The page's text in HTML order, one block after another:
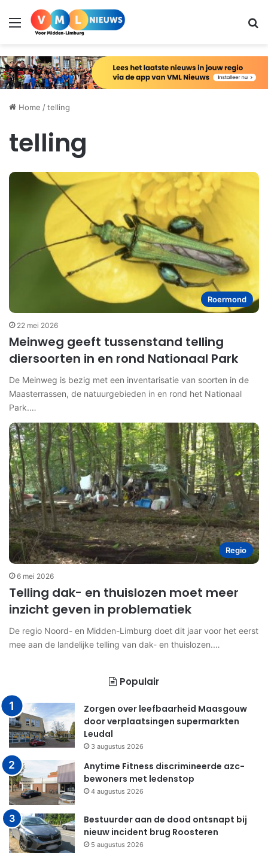
Menu
Home /telling
telling
Roermond
22 mei 2026
Meinweg geeft tussenstand telling
diersoorten in en rond Nationaal Park
De Meinweg is bezig met een inventarisatie van soorten in de
Maasterrassen, de natuurgebieden in en rond het Nationaal
Park.…
Regio
6 mei 2026
Telling dak- en thuislozen moet meer
inzicht geven in problematiek
De regio Noord- en Midden-Limburg doet dit jaar voor het eerst
mee aan de landelijke telling van dak- en thuislozen.…
Populair
Zorgen over leefbaarheid Maasgouw
door verplaatsingen supermarkten
Leudal
3 augustus 2026
Anytime Fitness discrimineerde azc-
bewoners met ledenstop
4 augustus 2026
Bestuurder aan de dood ontsnapt bij
nieuw incident brug Roosteren
5 augustus 2026